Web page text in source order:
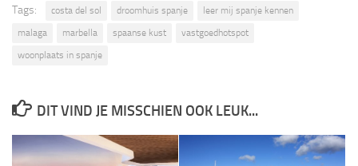
Tags: costa del sol droomhuis spanje
leer mij spanje kennen
malaga
marbella spaanse kust
vastgoedhotspot
woonplaats in spanje
DIT VIND JE MISSCHIEN OOK LEUK...